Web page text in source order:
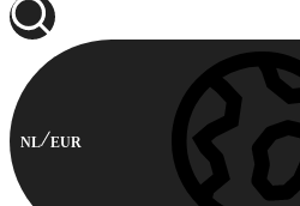
NL EUR